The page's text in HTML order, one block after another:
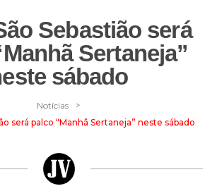
Sebastião será
Sertaneja”
sábado
Notícias >
será palco “Manhã Sertaneja” neste sábado